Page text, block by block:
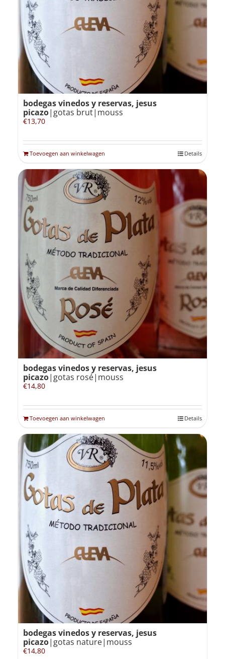
Winkelmand 0
Mijn Account
Zoeken
naar:
bodegas vinedos y reservas, jesus
picazo|gotas brut|mouss
€13,70
Toevoegen aan winkelwagen Details
bodegas vinedos y reservas, jesus
picazo|gotas rosé|mouss
€14,80
Toevoegen aan winkelwagen Details
bodegas vinedos y reservas, jesus
picazo|gotas nature|mouss
€14,80